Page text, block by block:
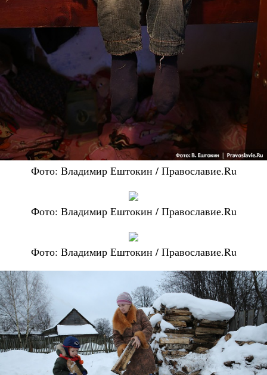
Фото: Владимир Ештокин / Православие.Ru
Фото: Владимир Ештокин / Православие.Ru
Фото: Владимир Ештокин / Православие.Ru